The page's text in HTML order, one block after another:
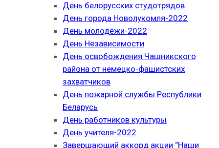
День белорусских студотрядов
День города Новолукомля-2022
День молодёжи-2022
День Независимости
День освобождения Чашникского
района от немецко-фашистских
захватчиков
День пожарной службы Республики
Беларусь
День работников культуры
День учителя-2022
Завершающий аккорд акции “Наши